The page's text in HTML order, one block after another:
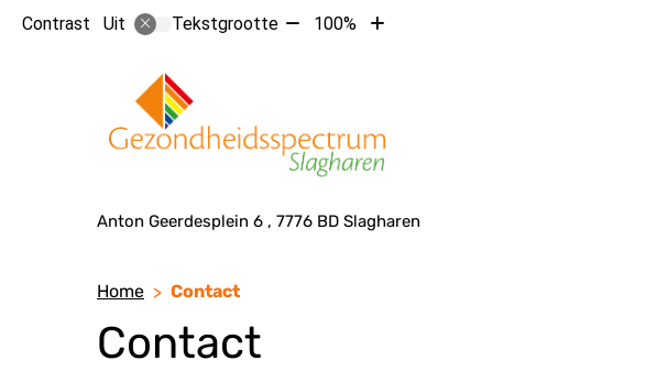
Contrast Uit Tekstgrootte Tekst100%
Tekst
Adresgegevens
Anton Geerdesplein 6 7776 BD Slagharen
Home Contact
Contact